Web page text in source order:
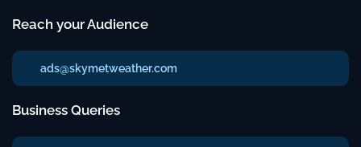
Reach your Audience
ads@skymetweather.com
Business Queries